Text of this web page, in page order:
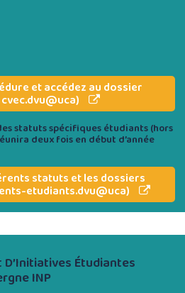
et accédez au dossier
statuts spécifiques étudiants (hors
deux fois en début d’année
statuts et les dossiers
etudiants.dvu@uca)
Étudiantes
INP